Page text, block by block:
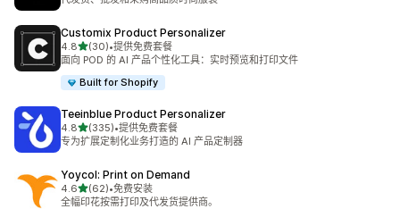
Customix Product Personalizer
4.8星（满分 5 星）
(30)
总共 30 条评论
•提供免费套餐
面向 POD 的 AI 产品个性化工具：实时预览和打印文件
Built for Shopify
Teeinblue Product Personalizer
4.8星（满分 5 星）
(335)
总共 335 条评论
•提供免费套餐
专为扩展定制化业务打造的 AI 产品定制器
Yoycol: Print on Demand
4.6星（满分 5 星）
(62)
总共 62 条评论
•免费安装
全幅印花按需打印及代发货提供商。